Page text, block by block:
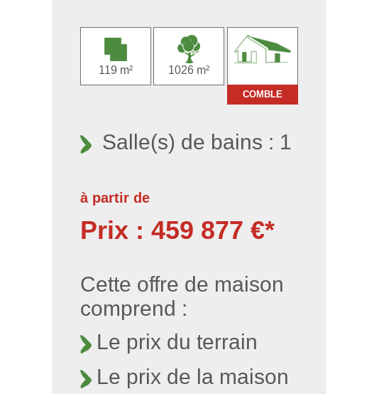
119 m² 1026 m²
COMBLE
Salle(s) de bains : 1
à partir de
Prix : 459 877 €*
Cette offre de maison
comprend :
Le prix du terrain
Le prix de la maison